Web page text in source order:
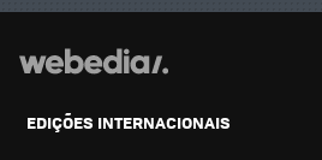
EDIÇÕES INTERNACIONAIS